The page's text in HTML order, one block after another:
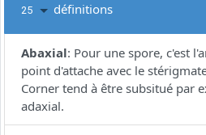
25 définitions
Abaxial: Pour une spore, c'est
point d'attache avec le
Corner tend à être subsitué par
adaxial.